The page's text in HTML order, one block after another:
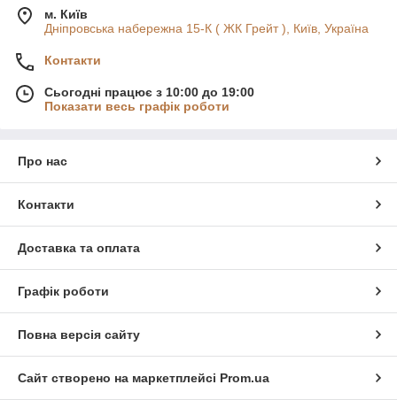
м. Київ
Дніпровська набережна 15-К ( ЖК Грейт ), Київ, Україна
Контакти
Сьогодні працює з 10:00 до 19:00
Показати весь графік роботи
Про нас
Контакти
Доставка та оплата
Графік роботи
Повна версія сайту
Сайт створено на маркетплейсі Prom.ua